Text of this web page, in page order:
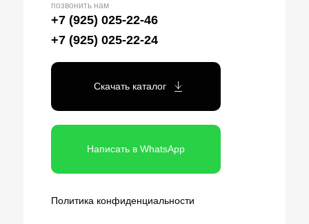
Политика конфиденциальности
+7 (925) 025-22-46
позвонить нам
Написать в WhatsApp
Скачать каталог
+7 (925) 025-22-24